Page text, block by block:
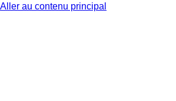
Aller au contenu principal